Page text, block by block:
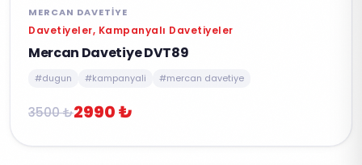
MERCAN DAVETIYE
Davetiyeler, Kampanyalı Davetiyeler
Mercan Davetiye DVT89
#dugun #kampanyali #mercan davetiye
3500 ₺2990 ₺